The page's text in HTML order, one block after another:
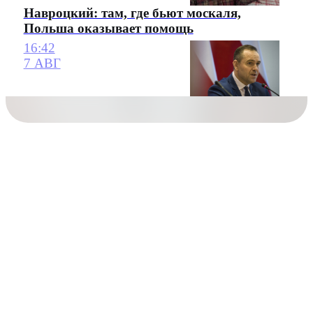
Навроцкий: там, где бьют москаля,
Польша оказывает помощь
16:42
7 АВГ